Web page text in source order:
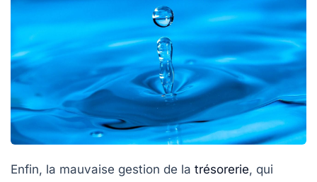
Enfin, la mauvaise gestion de la trésorerie, qui